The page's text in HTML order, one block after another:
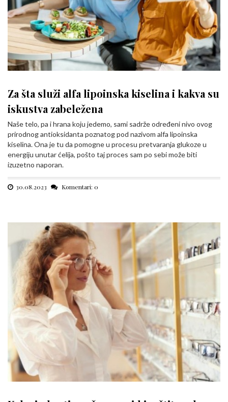
Za šta služi alfa lipoinska kiselina i kakva su
iskustva zabeležena
Naše telo, pa i hrana koju jedemo, sami sadrže određeni nivo ovog
prirodnog antioksidanta poznatog pod nazivom alfa lipoinska
kiselina. Ona je tu da pomogne u procesu pretvaranja glukoze u
energiju unutar ćelija, pošto taj proces sam po sebi može biti
izuzetno naporan.
30.08.2023 Komentari: 0